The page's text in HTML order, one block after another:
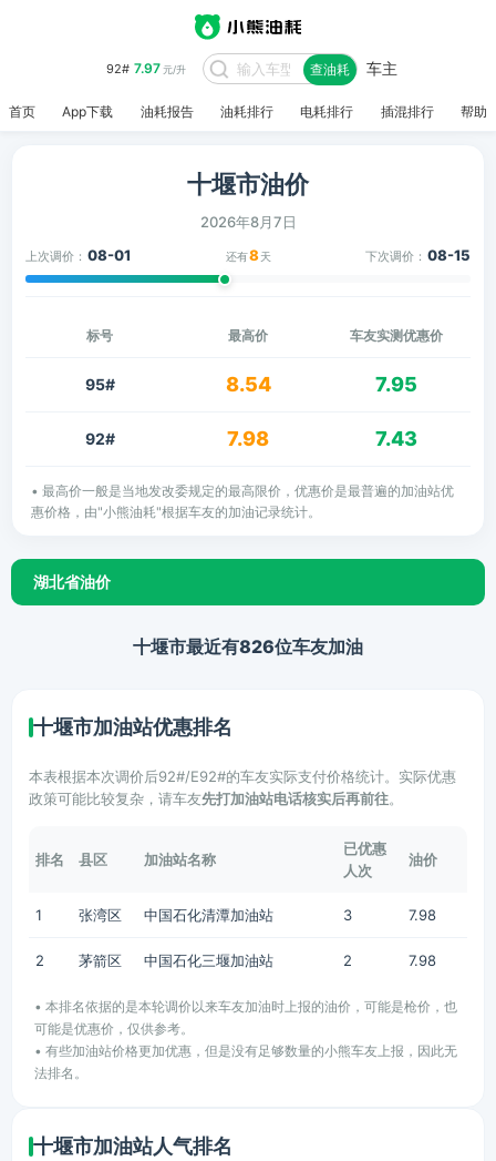
92# 7.97元/升 查油耗 车主
首页 App下载 油耗报告 油耗排行 电耗排行 插混排行 帮助
十堰市油价
2026年8月7日
上次调价： 08-01 还有8 天 下次调价： 08-15
标号 最高价 车友实测优惠价
95# 8.54 7.95
92# 7.98 7.43
• 最高价一般是当地发改委规定的最高限价，优惠价是最普遍的加油站优
惠价格，由"小熊油耗"根据车友的加油记录统计。
湖北省油价
十堰市最近有826位车友加油
十堰市加油站优惠排名
本表根据本次调价后92#/E92#的车友实际支付价格统计。实际优惠
政策可能比较复杂，请车友先打加油站电话核实后再前往。
排名 县区 加油站名称
已优惠
人次
油价
1 张湾区 中国石化清潭加油站 3 7.98
2 茅箭区 中国石化三堰加油站 2 7.98
• 本排名依据的是本轮调价以来车友加油时上报的油价，可能是枪价，也
可能是优惠价，仅供参考。
• 有些加油站价格更加优惠，但是没有足够数量的小熊车友上报，因此无
法排名。
十堰市加油站人气排名